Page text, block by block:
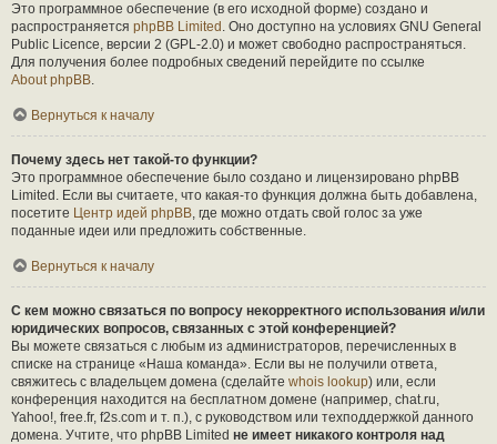
Это программное обеспечение (в его исходной форме) создано и
распространяется phpBB Limited . Оно доступно на условиях GNU General
Public Licence, версии 2 (GPL-2.0) и может свободно распространяться.
Для получения более подробных сведений перейдите по ссылке
About phpBB.
Вернуться к началу
Почему здесь нет такой-то функции?
Это программное обеспечение было создано и лицензировано phpBB
Limited. Если вы считаете, что какая-то функция должна быть добавлена,
посетите Центр идей phpBB, где можно отдать свой голос за уже
поданные идеи или предложить собственные.
Вернуться к началу
С кем можно связаться по вопросу некорректного использования и/или
юридических вопросов, связанных с этой конференцией?
Вы можете связаться с любым из администраторов, перечисленных в
списке на странице «Наша команда». Если вы не получили ответа,
свяжитесь с владельцем домена (сделайте whois lookup) или, если
конференция находится на бесплатном домене (например, chat.ru,
Yahoo!, free.fr, f2s.com и т. п.), с руководством или техподдержкой данного
домена. Учтите, что phpBB Limited не имеет никакого контроля над